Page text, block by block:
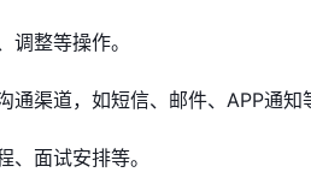
调整等操作。
渠道，如短信、邮件、APP通知
、面试安排等。